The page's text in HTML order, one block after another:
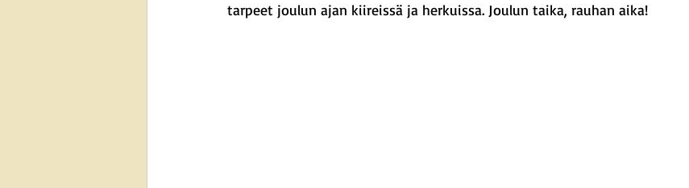
tarpeet joulun ajan kiireissä ja herkuissa. Joulun taika, rauhan aika!